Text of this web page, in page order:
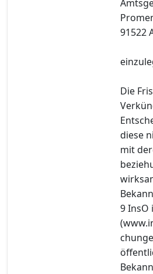
91522
Die
diese
mit
9 InsO